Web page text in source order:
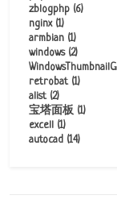
zblogphp (6)
nginx(1)
armbian (1)
windows(2)
retrobat(1)
alist(2)
宝塔面板 (1)
excell (1)
autocad (14)